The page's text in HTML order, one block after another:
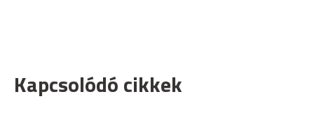
Kapcsolódó cikkek